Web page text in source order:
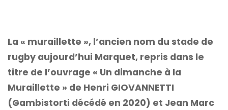
La « muraillette », l’ancien nom du stade de
rugby aujourd’hui Marquet, repris dans le
titre de l’ouvrage « Un dimanche à la
Muraillette » de Henri GIOVANNETTI
(Gambistorti décédé en 2020) et Jean Marc